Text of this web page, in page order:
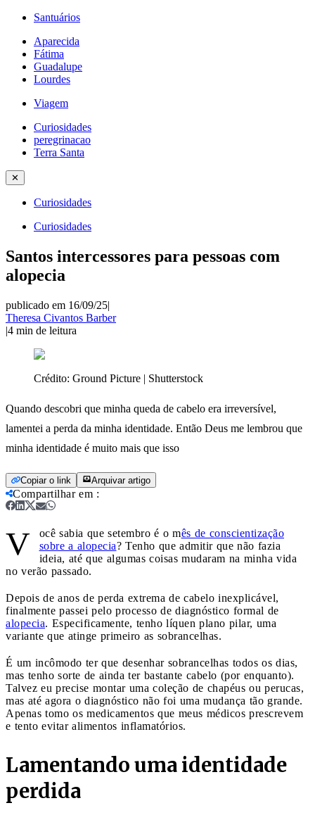
Santuários
Aparecida
Fátima
Guadalupe
Lourdes
Viagem
Curiosidades
peregrinacao
Terra Santa
✕
Curiosidades
Curiosidades
Santos intercessores para pessoas com
alopecia
publicado em 16/09/25|
Theresa Civantos Barber
|4 min de leitura
Crédito: Ground Picture | Shutterstock
Quando descobri que minha queda de cabelo era irreversível,
lamentei a perda da minha identidade. Então Deus me lembrou que
minha identidade é muito mais que isso
Copiar o link Arquivar artigo
Compartilhar em :
V ocê sabia que setembro é o mês de conscientização
sobre a alopecia? Tenho que admitir que não fazia
ideia, até que algumas coisas mudaram na minha vida
no verão passado.
Depois de anos de perda extrema de cabelo inexplicável,
finalmente passei pelo processo de diagnóstico formal de
alopecia. Especificamente, tenho líquen plano pilar, uma
variante que atinge primeiro as sobrancelhas.
É um incômodo ter que desenhar sobrancelhas todos os dias,
mas tenho sorte de ainda ter bastante cabelo (por enquanto).
Talvez eu precise montar uma coleção de chapéus ou perucas,
mas até agora o diagnóstico não foi uma mudança tão grande.
Apenas tomo os medicamentos que meus médicos prescrevem
e tento evitar alimentos inflamatórios.
Lamentando uma identidade
perdida